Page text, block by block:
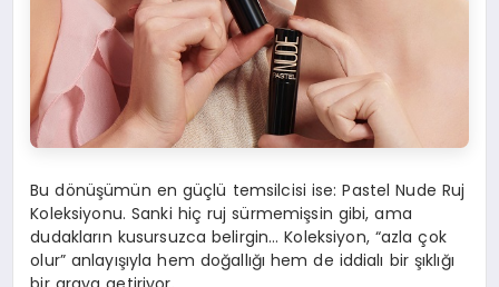
Bu dönüşümün en güçlü temsilcisi ise: Pastel Nude Ruj
Koleksiyonu. Sanki hiç ruj sürmemişsin gibi, ama
dudakların kusursuzca belirgin… Koleksiyon, “azla çok
olur” anlayışıyla hem doğallığı hem de iddialı bir şıklığı